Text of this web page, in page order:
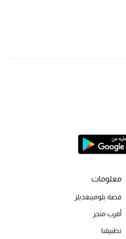
معلومات
قصة بلومينغديلز
أقرب متجر
تطبيقنا